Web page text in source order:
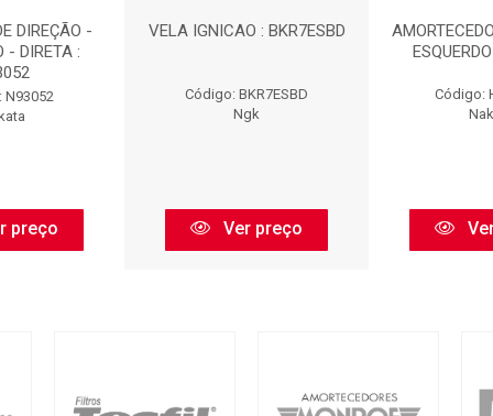
DIREÇÃO -
- DIRETA :
N93052
preço
VELA IGNICAO : BKR7ESBD
Código: BKR7ESBD
Ngk
Ver preço
Código: